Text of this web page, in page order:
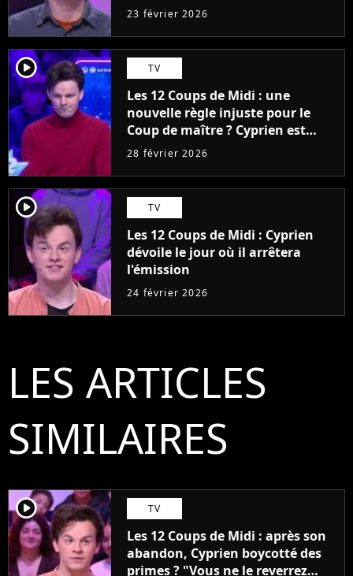
23 février 2026
player2 TV
Les 12 Coups de Midi : une
nouvelle règle injuste pour le
Coup de maître ? Cyprien est
déçu, "C'est très bas"
28 février 2026
player2 TV
Les 12 Coups de Midi : Cyprien
dévoile le jour où il arrêtera
l'émission
24 février 2026
LES ARTICLES
SIMILAIRES
player2 TV
Les 12 Coups de Midi : après son
abandon, Cyprien boycotté des
primes ? "Vous ne le reverrez